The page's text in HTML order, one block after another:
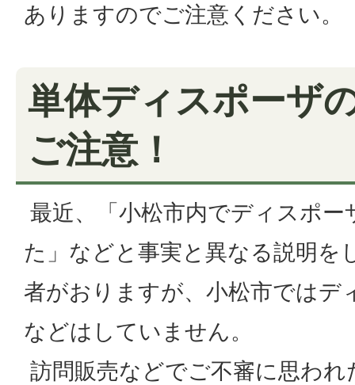
ありますのでご注意ください。
単体ディスポーザ
ご注意！
最近、「小松市内でディスポ
た」などと事実と異なる説明を
者がおりますが、小松市ではデ
などはしていません。
訪問販売などでご不審に思わ